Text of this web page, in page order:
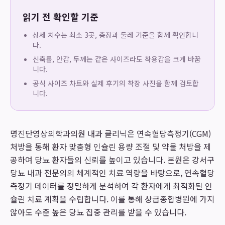
읽기 전 확인할 기준
상세 치수는 최소 3곳, 총장과 둘레 기준을 함께 확인합니
다.
신축률, 안감, 두께는 같은 사이즈라도 착용감을 크게 바꿉
니다.
공식 사이즈 차트와 실제 후기의 착장 사진을 함께 검토합
니다.
명진단영상의학과의원 내과 클리닉은 연속혈당측정기(CGM)
처방을 통해 환자 맞춤형 인슐린 용량 조절 및 약물 처방을 제
공하여 당뇨 환자들의 신뢰를 높이고 있습니다. 본원은 강서구
당뇨 내과 전문의의 체계적인 치료 역량을 바탕으로, 연속혈당
측정기 데이터를 정밀하게 분석하여 각 환자에게 최적화된 인
슐린 치료 계획을 수립합니다. 이를 통해 상급종합병원에 가지
않아도 수준 높은 당뇨 집중 관리를 받을 수 있습니다.